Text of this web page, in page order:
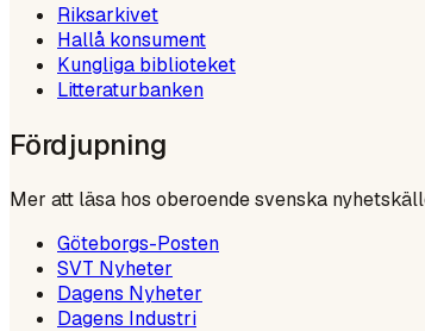
Riksarkivet
Hallå konsument
Kungliga biblioteket
Litteraturbanken
Fördjupning
Mer att läsa hos oberoende svenska
Göteborgs-Posten
SVT Nyheter
Dagens Nyheter
Dagens Industri